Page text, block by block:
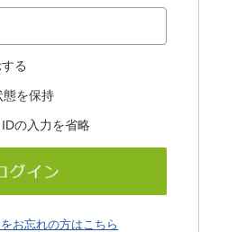
る
態を保持
の入力を省略
お忘れの方はこちら